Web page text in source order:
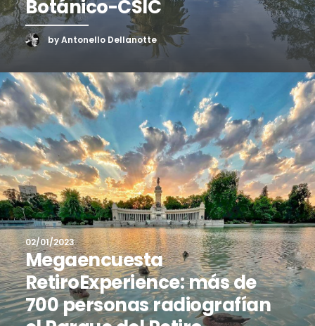
Botánico-CSIC
by Antonello Dellanotte
02/01/2023
Megaencuesta
RetiroExperience: más de
700 personas radiografían